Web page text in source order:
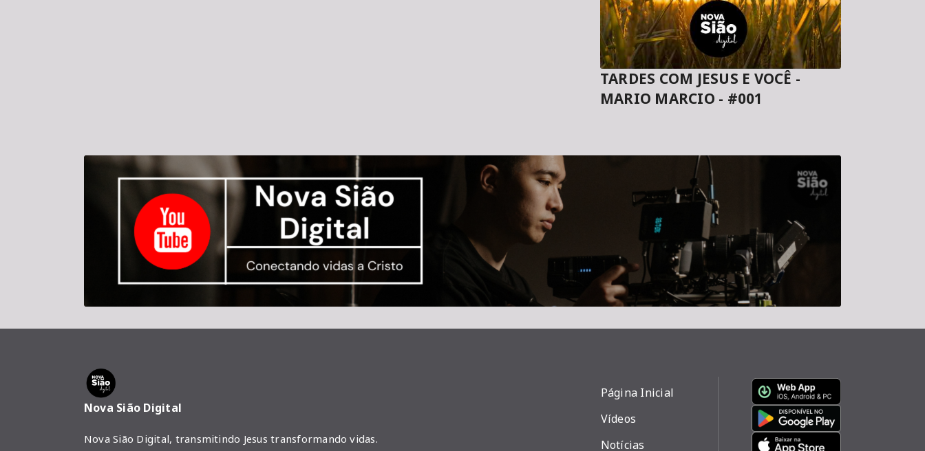
TARDES COM JESUS E VOCÊ -
MARIO MARCIO - #001
Nova Sião Digital
Nova Sião Digital, transmitindo Jesus transformando vidas.
Página Inicial
Vídeos
Notícias